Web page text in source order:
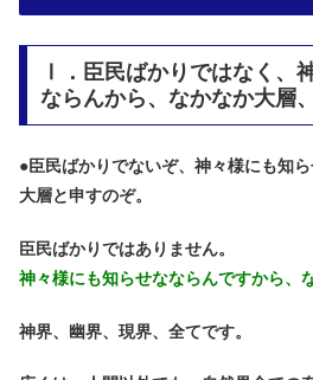
Ⅰ．臣民ばかりではなく、
ならんから、なかなか大層
●臣民ばかりでないぞ、神々様にも知
大層と申すのぞ。
臣民ばかりではありません。
神々様にも知らせなならんですから、
神界、幽界、現界、全てです。